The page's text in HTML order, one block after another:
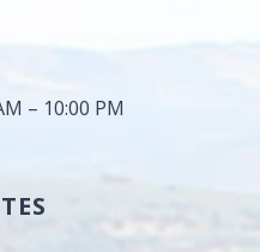
– 10:00 PM